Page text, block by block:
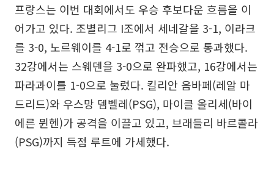
프랑스는 이번 대회에서도 우승 후보다운 흐름을 이
어가고 있다. 조별리그 I조에서 세네갈을 3-1, 이라크
를 3-0, 노르웨이를 4-1로 꺾고 전승으로 통과했다.
32강에서는 스웨덴을 3-0으로 완파했고, 16강에서는
파라과이를 1-0으로 눌렀다. 킬리안 음바페(레알 마
드리드)와 우스망 뎀벨레(PSG), 마이클 올리세(바이
에른 뮌헨)가 공격을 이끌고 있고, 브래들리 바르콜라
(PSG)까지 득점 루트에 가세했다.